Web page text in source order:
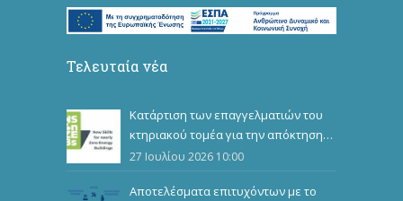
Τελευταία νέα
Κατάρτιση των επαγγελματιών του
κτηριακού τομέα για την απόκτηση
επιπλέον επαγγελματικών
27 Ιουλίου 2026 10:00
Αποτελέσματα επιτυχόντων με το